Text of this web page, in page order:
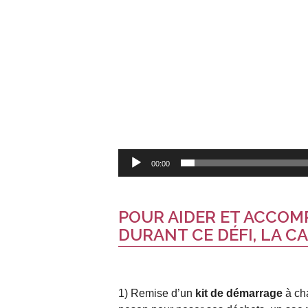
00:00
POUR AIDER ET
DURANT CE DÉFI, LA
1) Remise d’un kit de démarrage à